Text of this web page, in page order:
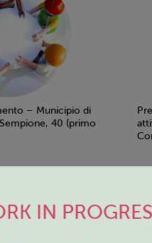
IN
– Municipio di
40 (primo